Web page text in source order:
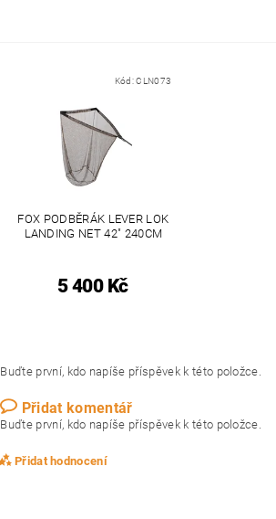
Kód:CLN073
FOX PODBĚRÁK LEVER LOK
LANDING NET 42" 240CM
5 400 Kč
Buďte první, kdo napíše příspěvek k této položce.
Přidat komentář
Buďte první, kdo napíše příspěvek k této položce.
Přidat hodnocení